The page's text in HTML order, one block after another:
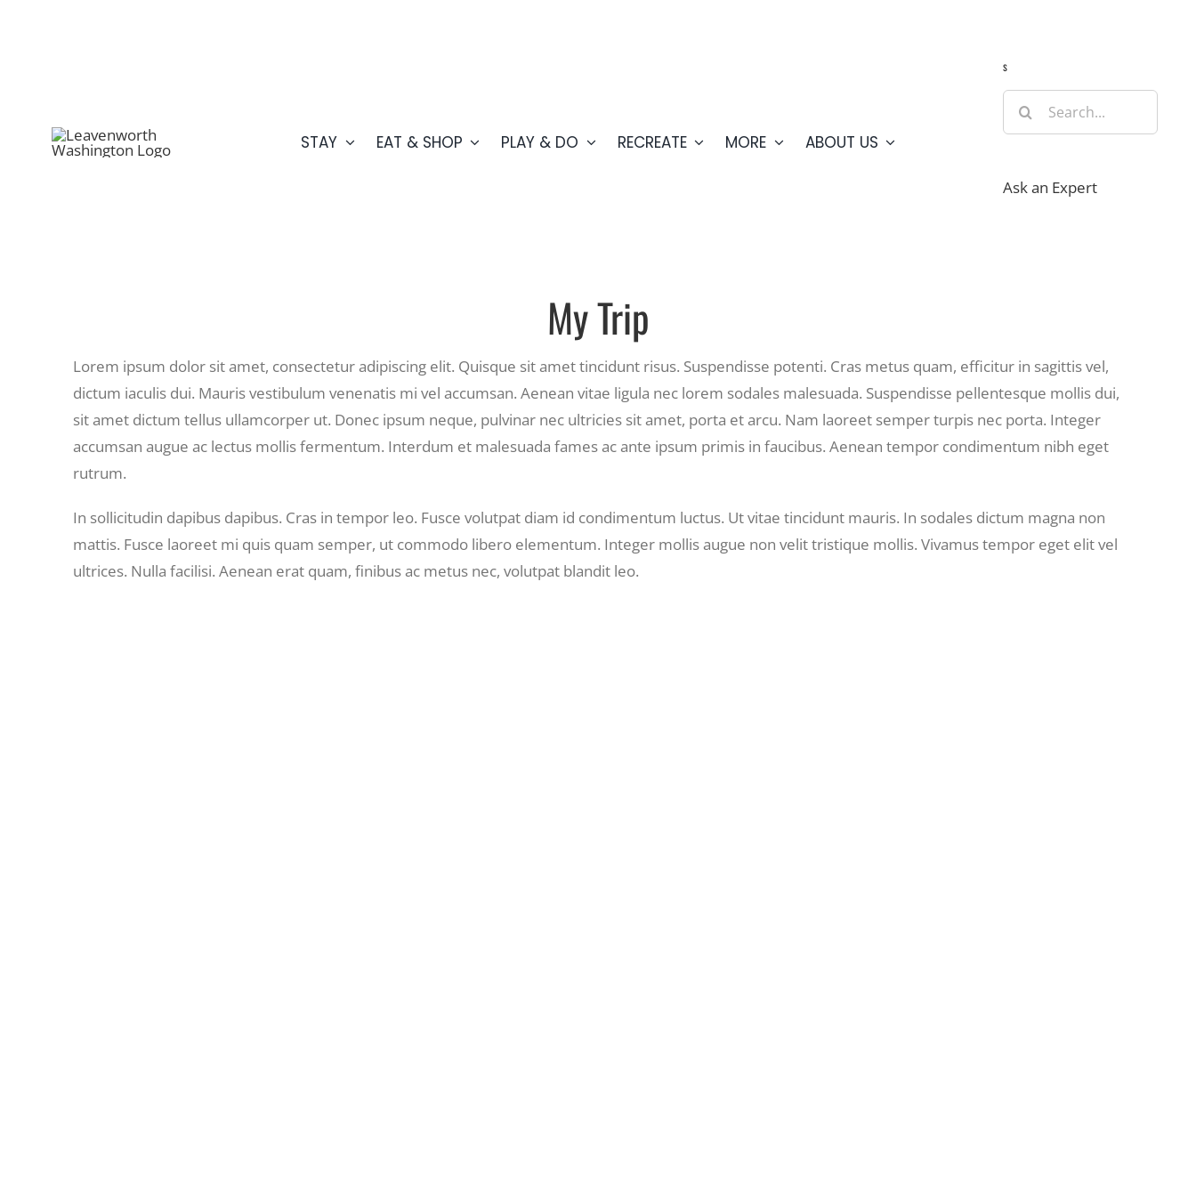
STAY EAT & SHOP PLAY & DO RECREATE MORE ABOUT US
s
Search
for:
Ask an Expert
My Trip
Lorem ipsum dolor sit amet, consectetur adipiscing elit. Quisque sit amet tincidunt risus. Suspendisse potenti. Cras metus quam, efficitur in sagittis vel,
dictum iaculis dui. Mauris vestibulum venenatis mi vel accumsan. Aenean vitae ligula nec lorem sodales malesuada. Suspendisse pellentesque mollis dui,
sit amet dictum tellus ullamcorper ut. Donec ipsum neque, pulvinar nec ultricies sit amet, porta et arcu. Nam laoreet semper turpis nec porta. Integer
accumsan augue ac lectus mollis fermentum. Interdum et malesuada fames ac ante ipsum primis in faucibus. Aenean tempor condimentum nibh eget
rutrum.
In sollicitudin dapibus dapibus. Cras in tempor leo. Fusce volutpat diam id condimentum luctus. Ut vitae tincidunt mauris. In sodales dictum magna non
mattis. Fusce laoreet mi quis quam semper, ut commodo libero elementum. Integer mollis augue non velit tristique mollis. Vivamus tempor eget elit vel
ultrices. Nulla facilisi. Aenean erat quam, finibus ac metus nec, volutpat blandit leo.